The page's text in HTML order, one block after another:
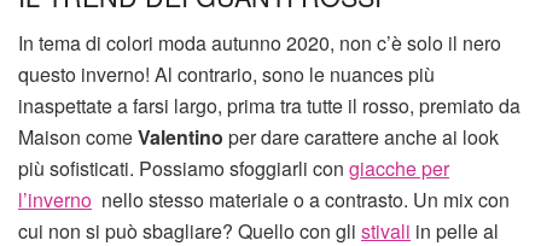
In tema di colori moda autunno 2020, non c’è solo il nero
questo inverno! Al contrario, sono le nuances più
inaspettate a farsi largo, prima tra tutte il rosso, premiato da
Maison comeValentino per dare carattere anche ai look
più sofisticati. Possiamo sfoggiarli con giacche per
l’inverno nello stesso materiale o a contrasto. Un mix con
cui non si può sbagliare? Quello con gli stivali in pelle al